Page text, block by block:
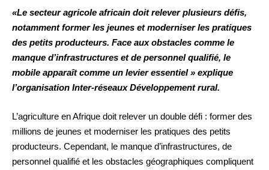
«Le secteur agricole africain doit relever plusieurs défis,
notamment former les jeunes et moderniser les pratiques
des petits producteurs. Face aux obstacles comme le
manque d’infrastructures et de personnel qualifié, le
mobile apparaît comme un levier essentiel » explique
l’organisation Inter-réseaux Développement rural.
L’agriculture en Afrique doit relever un double défi : former des
millions de jeunes et moderniser les pratiques des petits
producteurs. Cependant, le manque d’infrastructures, de
personnel qualifié et les obstacles géographiques compliquent